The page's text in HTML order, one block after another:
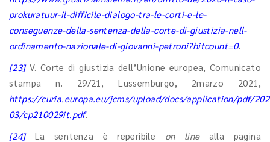
prokuratuur-il-difficile-dialogo-tra-le-corti-e-le-
conseguenze-della-sentenza-della-corte-di-giustizia-nell-
ordinamento-nazionale-di-giovanni-petroni?hitcount=0.
[23]V. Corte di giustizia dell’Unione europea, Comunicato
stampa n. 29/21, Lussemburgo, 2marzo 2021,
https://curia.europa.eu/jcms/upload/docs/application/pdf/
03/cp210029it.pdf.
[24]La sentenza è reperibile on linealla pagina